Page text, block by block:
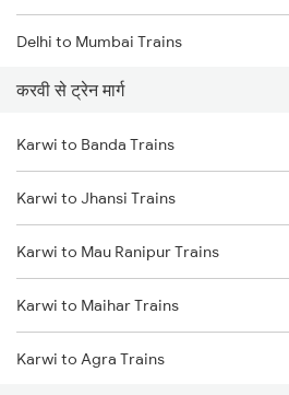
Delhi to Mumbai Trains
Mumbai to Pune Trains
Delhi to Jammu Trains
Mumbai to Delhi Trains
Mumbai to Goa Trains
Chennai to Coimbatore Trains
करवी से ट्रेन मार्ग
Karwi to Banda Trains
Karwi to Jhansi Trains
Karwi to Mau Ranipur Trains
Karwi to Maihar Trains
Karwi to Agra Trains